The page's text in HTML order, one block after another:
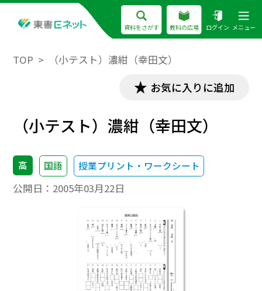
資料をさがす 教科の広場 ログイン メニュー
TOP （小テスト）濃紺（幸田文）
お気に入りに追加
（小テスト）濃紺（幸田文）
高 国語 授業プリント・ワークシート
公開日： 2005年03月22日